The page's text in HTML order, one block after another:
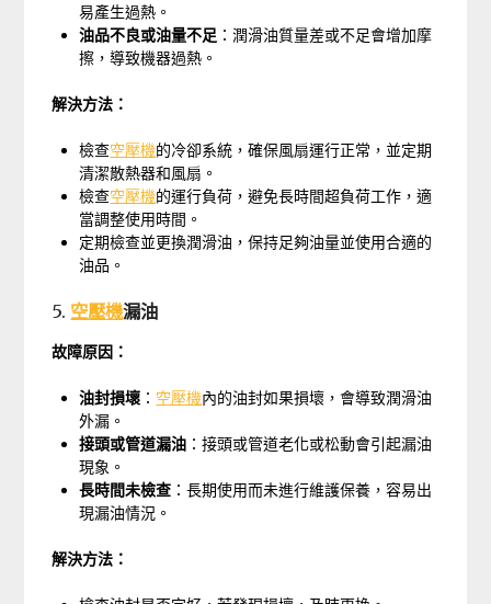
易產生過熱。
油品不良或油量不足 ：潤滑油質量差或不足會增加摩
擦，導致機器過熱。
解決方法：
檢查空壓機的冷卻系統，確保風扇運行正常，並定期
清潔散熱器和風扇。
檢查空壓機的運行負荷，避免長時間超負荷工作，適
當調整使用時間。
定期檢查並更換潤滑油，保持足夠油量並使用合適的
油品。
5. 空壓機漏油
故障原因：
油封損壞 ： 空壓機內的油封如果損壞，會導致潤滑油
外漏。
接頭或管道漏油 ：接頭或管道老化或松動會引起漏油
現象。
長時間未檢查 ：長期使用而未進行維護保養，容易出
現漏油情況。
解決方法：